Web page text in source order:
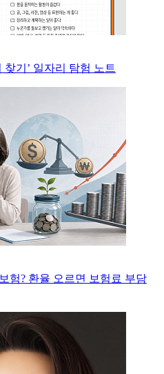
찾기’ 일자리 탐험 노트
험? 환율 오르면 보험료 부담